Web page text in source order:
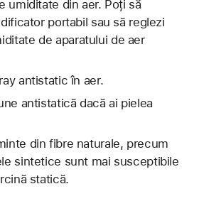
umiditate din aer. Poți să
portabil sau să reglezi
de aparatului de aer
antistatic în aer.
antistatică dacă ai pielea
din fibre naturale, precum
sintetice sunt mai susceptibile
statică.